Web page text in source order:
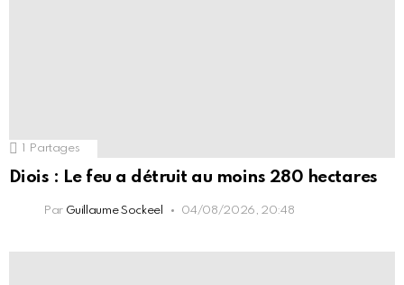
1 Partages
Diois : Le feu a détruit au moins 280 hectares
Par Guillaume Sockeel 04/08/2026, 20:48